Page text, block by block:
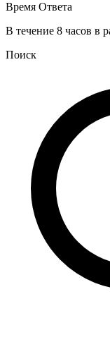
Время Ответа
В течение 8 часов в
Поиск